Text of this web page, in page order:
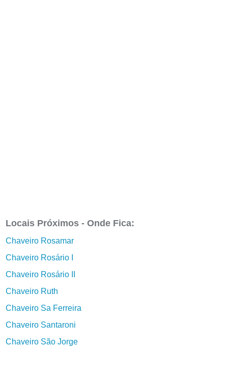
Locais Próximos - Onde Fica:
Chaveiro Rosamar
Chaveiro Rosário I
Chaveiro Rosário II
Chaveiro Ruth
Chaveiro Sa Ferreira
Chaveiro Santaroni
Chaveiro São Jorge